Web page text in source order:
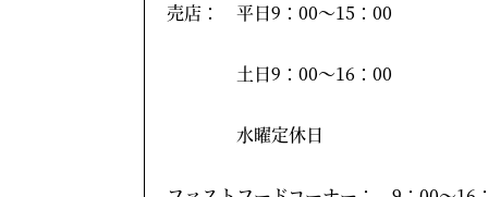
売店： 平日9：00～15：00
土日9：00～16：00
水曜定休日